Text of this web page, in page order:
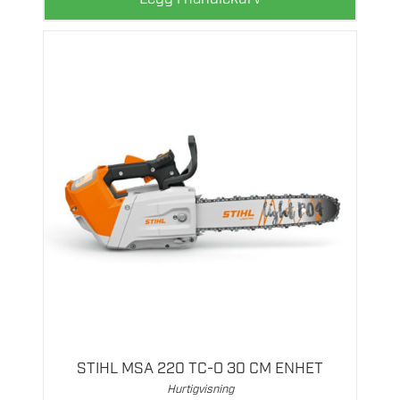
oljetanken har verktøyløst bajonettlokk som
som står for økonomimodus. Ved svært lange
sverd eller svært tørt treverk kan oljemengden
justeres opp manuelt.
KOMPATIBEL MED SMARTKONTAKT 2A. Du kan
montere en Smart Connector 2 A i huset på
elektroverktøyet i den dedikerte posisjonen. Når
connected Portal for å se de innsamlede STIHL
connected-dataene og dra nytte av
STIHL MSA 220 TC-O 30 CM ENHET
Hurtigvisning